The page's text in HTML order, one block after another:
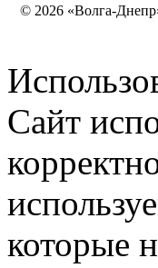
© 2026 «Волга-
Сайт
которые